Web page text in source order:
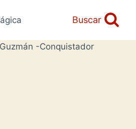
Buscar